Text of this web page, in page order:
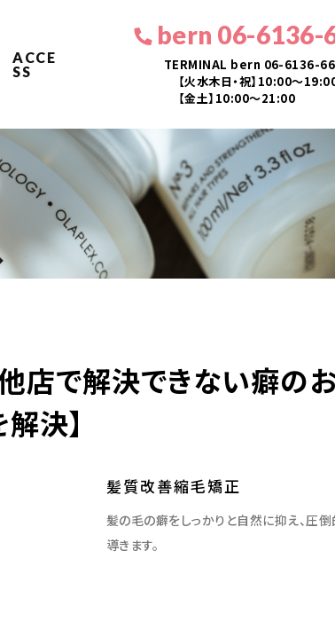
ACCE
SS
bern 06-6136-
TERMINAL bern 06-6136-
【火水木日・祝】10:00～
【金土】10:00〜21:00
他店で解決できない癖の
決】
髪質改善縮毛矯正
髪の毛の癖をしっかりと自然に抑え、圧
導きます。